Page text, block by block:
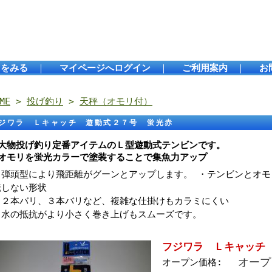
みる ｜ マイページへログイン ｜ ご利用案内 ｜ お
> 投げ釣り > 天秤（オモリ付）
ワラ Ｌキャッチ 遊動式２７号 蛍光赤
物投げ釣り定番アイテムのＬ型遊動式テンビンです。
モリを蛍光カラーで塗装することで集魚力アップ
頭型により飛距離がグーンとアップします。
・テンビンとオ
ない形状
本バリ、３本バリなど、複雑な仕掛けもカラミにくい
の抵抗がより小さく巻き上げもスムーズです。
フジワラ Ｌキャッ
オープン価格: オー